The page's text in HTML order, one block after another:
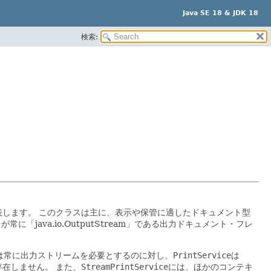
Java SE 18 & JDK 18
検索:
ます。
このクラスは主に、表示や保管に適したドキュメント型
が常に「java.io.OutputStream」である出力ドキュメント・フレ
常に出力ストリームを必要とするのに対し、 PrintServiceは
しません。
また、 StreamPrintServiceには、ほかのコンテキ